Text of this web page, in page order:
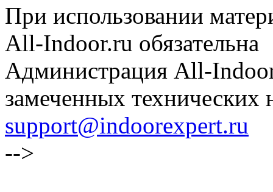
При использовании
All-Indoor.ru обязательна
Администрация All-
замеченных технических
support@indoorexpert.ru
-->